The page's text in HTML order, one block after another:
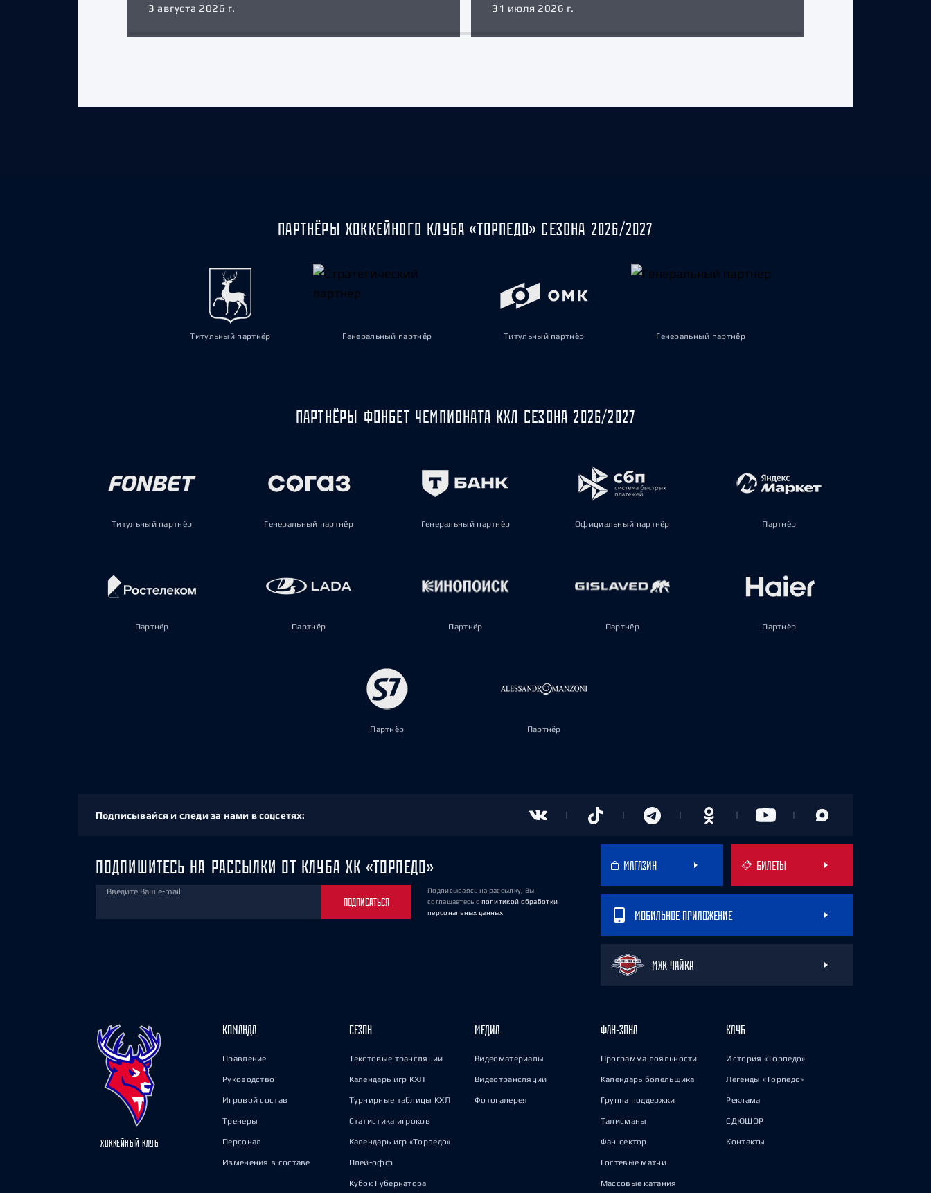
3 августа 2026 г. 31 июля 2026 г.
ПАРТНЁРЫ ХОККЕЙНОГО КЛУБА «ТОРПЕДО» СЕЗОНА 2026/2027
Титульный партнёр Генеральный партнёр Титульный партнёр Генеральный партнёр
ПАРТНЁРЫ ФОНБЕТ ЧЕМПИОНАТА КХЛ СЕЗОНА 2026/2027
Титульный партнёр Генеральный партнёр Генеральный партнёр Официальный партнёр Партнёр
Партнёр Партнёр Партнёр Партнёр Партнёр
Партнёр Партнёр
Подписывайся и следи за нами в соцсетях:
ПОДПИШИТЕСЬ НА РАССЫЛКИ ОТ КЛУБА ХК «ТОРПЕДО»
Введите Ваш e-mail
ПОДПИСАТЬСЯ
Подписываясь на рассылку, Вы
соглашаетесь с политикой обработки
персональных данных
МАГАЗИН БИЛЕТЫ
МОБИЛЬНОЕ ПРИЛОЖЕНИЕ
МХК ЧАЙКА
ХОККЕЙНЫЙ КЛУБ
КОМАНДА
Правление
Руководство
Игровой состав
Тренеры
Персонал
Изменения в составе
СЕЗОН
Текстовые трансляции
Календарь игр КХЛ
Турнирные таблицы КХЛ
Статистика игроков
Календарь игр «Торпедо»
Плей-офф
Кубок Губернатора
МЕДИА
Видеоматериалы
Видеотрансляции
Фотогалерея
ФАН-ЗОНА
Программа лояльности
Календарь болельщика
Группа поддержки
Талисманы
Фан-сектор
Гостевые матчи
Массовые катания
КЛУБ
История «Торпедо»
Легенды «Торпедо»
Реклама
СДЮШОР
Контакты